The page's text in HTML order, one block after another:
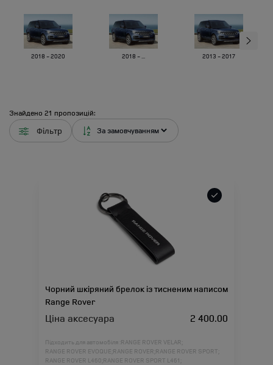
2018 - 2020 2018 - ... 2013 - 2017
Знайдено 21 пропозицій:
Фільтр
Чорний шкіряний брелок із тисненим написом
Range Rover
Ціна аксесуара 2 400.00
Підходить для автомобіля : RANGE ROVER VELAR;
RANGE ROVER EVOQUE; RANGE ROVER; RANGE ROVER SPORT;
RANGE ROVER L460; RANGE ROVER SPORT L461;